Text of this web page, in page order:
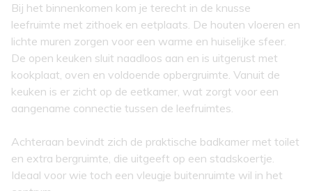
Bij het binnenkomen kom je terecht in de knusse
leefruimte met zithoek en eetplaats. De houten vloeren en
lichte muren zorgen voor een warme en huiselijke sfeer.
De open keuken sluit naadloos aan en is uitgerust met
kookplaat, oven en voldoende opbergruimte. Vanuit de
keuken is er zicht op de eetkamer, wat zorgt voor een
aangename connectie tussen de leefruimtes.
Achteraan bevindt zich de praktische badkamer met toilet
en extra bergruimte, die uitgeeft op een stadskoertje.
Ideaal voor wie toch een vleugje buitenruimte wil in het